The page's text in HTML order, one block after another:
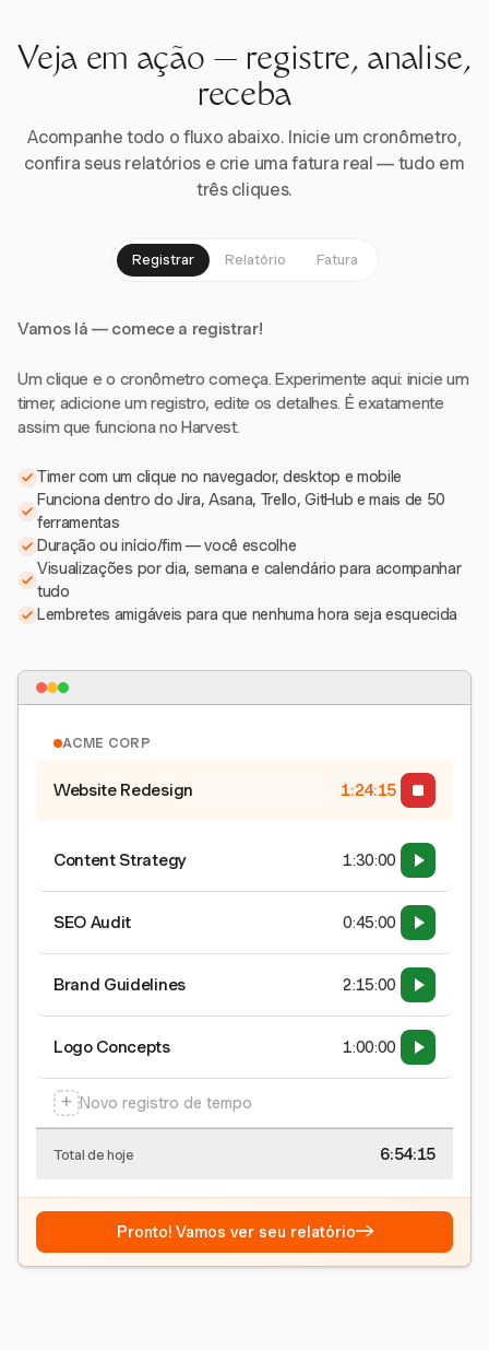
Veja em ação — registre, analise,
receba
Acompanhe todo o fluxo abaixo. Inicie um cronômetro,
confira seus relatórios e crie uma fatura real — tudo em
três cliques.
Registrar Relatório Fatura
Vamos lá — comece a registrar!
Um clique e o cronômetro começa. Experimente aqui: inicie um
timer, adicione um registro, edite os detalhes. É exatamente
assim que funciona no Harvest.
Timer com um clique no navegador, desktop e mobile
Funciona dentro do Jira, Asana, Trello, GitHub e mais de 50
ferramentas
Duração ou início/fim — você escolhe
Visualizações por dia, semana e calendário para acompanhar
tudo
Lembretes amigáveis para que nenhuma hora seja esquecida
ACME CORP
Website Redesign 1:24:15
Content Strategy 1:30:00
SEO Audit 0:45:00
Brand Guidelines 2:15:00
Logo Concepts 1:00:00
+ Novo registro de tempo
Total de hoje 6:54:15
Pronto! Vamos ver seu relatório→